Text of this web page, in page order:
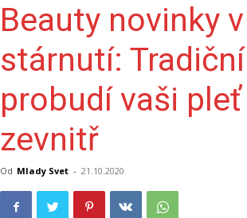
Beauty novinky
stárnutí:
probudí vaši
zevnitř
Od Mlady Svet - 21.10.2020